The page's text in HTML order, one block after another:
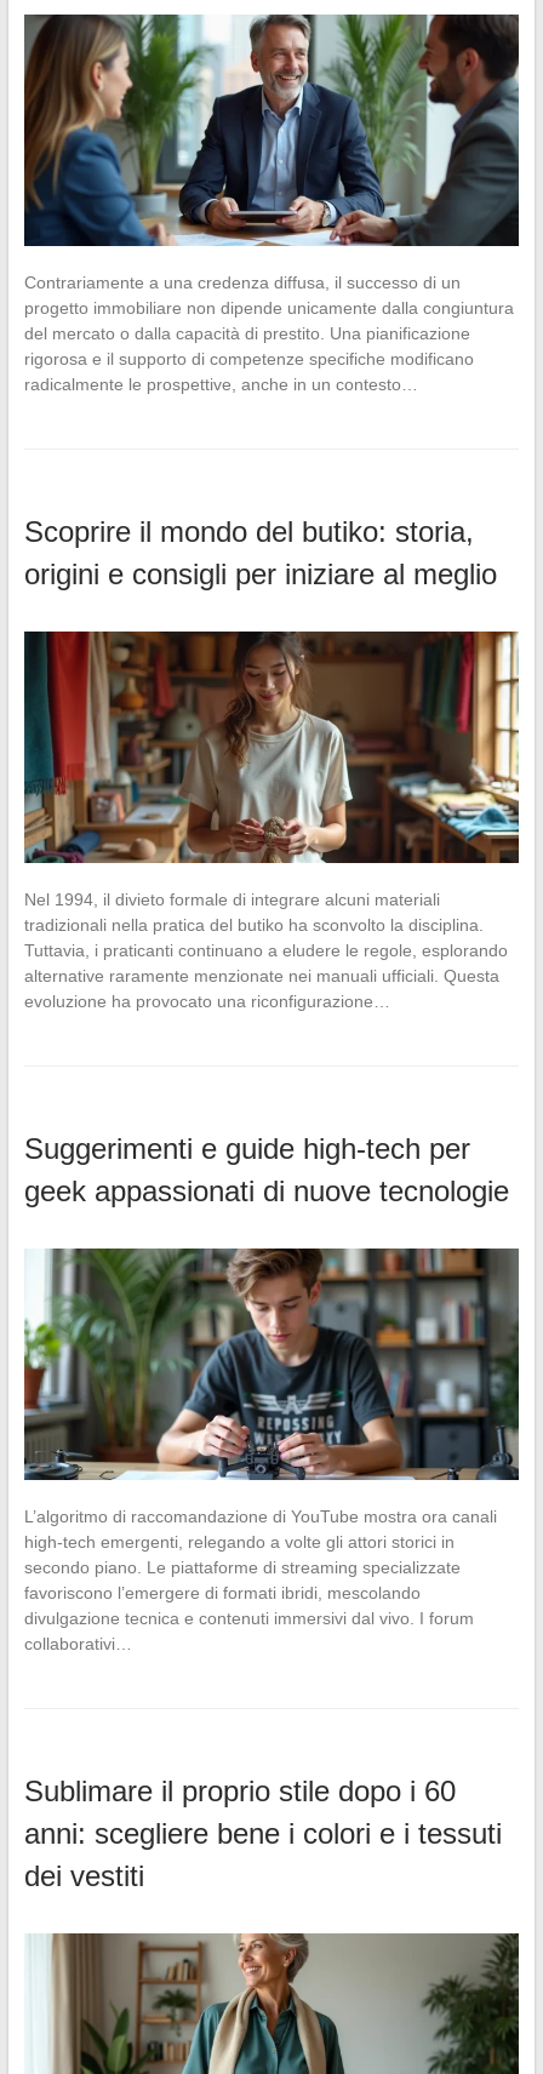
Contrariamente a una credenza diffusa, il successo di un
progetto immobiliare non dipende unicamente dalla congiuntura
del mercato o dalla capacità di prestito. Una pianificazione
rigorosa e il supporto di competenze specifiche modificano
radicalmente le prospettive, anche in un contesto…
Scoprire il mondo del butiko: storia,
origini e consigli per iniziare al meglio
Nel 1994, il divieto formale di integrare alcuni materiali
tradizionali nella pratica del butiko ha sconvolto la disciplina.
Tuttavia, i praticanti continuano a eludere le regole, esplorando
alternative raramente menzionate nei manuali ufficiali. Questa
evoluzione ha provocato una riconfigurazione…
Suggerimenti e guide high-tech per
geek appassionati di nuove tecnologie
L’algoritmo di raccomandazione di YouTube mostra ora canali
high-tech emergenti, relegando a volte gli attori storici in
secondo piano. Le piattaforme di streaming specializzate
favoriscono l’emergere di formati ibridi, mescolando
divulgazione tecnica e contenuti immersivi dal vivo. I forum
collaborativi…
Sublimare il proprio stile dopo i 60
anni: scegliere bene i colori e i tessuti
dei vestiti